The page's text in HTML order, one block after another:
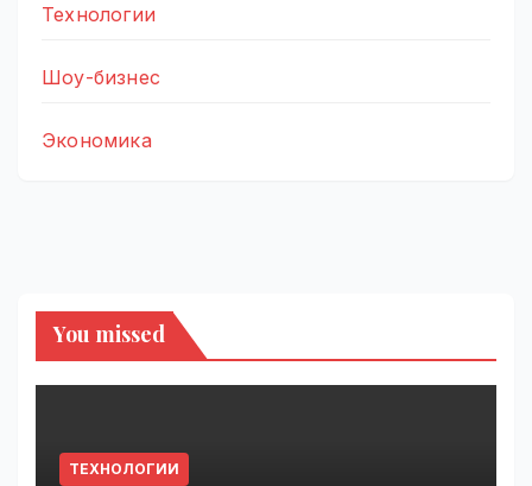
Технологии
Шоу-бизнес
Экономика
You missed
ТЕХНОЛОГИИ